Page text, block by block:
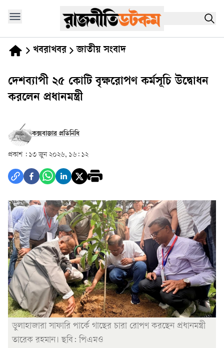
খবরাখবর জাতীয় সংবাদ
দেশব্যাপী ২৫ কোটি বৃক্ষরোপণ কর্মসূচি উদ্বোধন
করলেন প্রধানমন্ত্রী
কক্সবাজার প্রতিনিধি
প্রকাশ : ১৩ জুন ২০২৬, ১৬: ১২
ডুলাহাজারা সাফারি পার্কে গাছের চারা রোপণ করছেন প্রধানমন্ত্রী
তারেক রহমান। ছবি: পিএমও